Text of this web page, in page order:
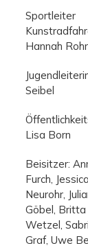
Sportleiter
Hannah
Seibel
Lisa Born
Beisitzer:
Furch, Jessica
Neurohr,
Göbel, Britta
Wetzel,
Graf, Uwe